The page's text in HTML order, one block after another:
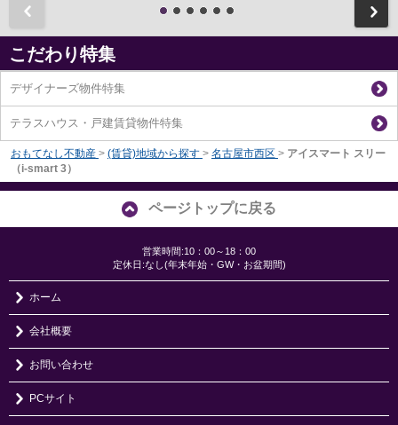
こだわり特集
デザイナーズ物件特集
テラスハウス・戸建賃貸物件特集
おもてなし不動産 > (賃貸)地域から探す > 名古屋市西区 > アイスマート スリー
（i-smart 3）
ページトップに戻る
営業時間:10：00～18：00
定休日:なし(年末年始・GW・お盆期間)
ホーム
会社概要
お問い合わせ
PCサイト